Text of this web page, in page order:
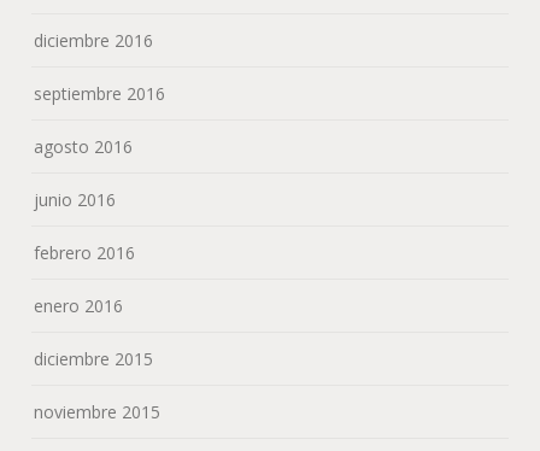
diciembre 2016
septiembre 2016
agosto 2016
junio 2016
febrero 2016
enero 2016
diciembre 2015
noviembre 2015